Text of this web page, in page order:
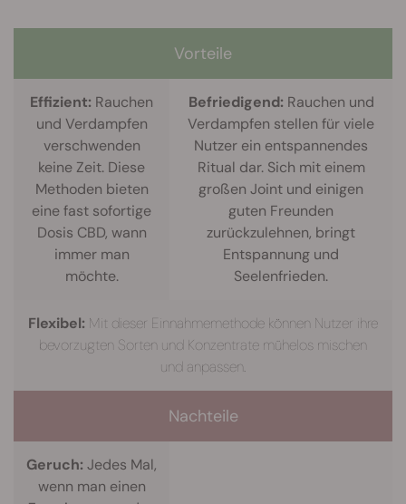
Vorteile
Effizient: Rauchen
und Verdampfen
verschwenden
keine Zeit. Diese
Methoden bieten
eine fast sofortige
Dosis CBD, wann
immer man
möchte.
Befriedigend: Rauchen und
Verdampfen stellen für viele
Nutzer ein entspannendes
Ritual dar. Sich mit einem
großen Joint und einigen
guten Freunden
zurückzulehnen, bringt
Entspannung und
Seelenfrieden.
Flexibel: Mit dieser Einnahmemethode können Nutzer ihre
bevorzugten Sorten und Konzentrate mühelos mischen
und anpassen.
Nachteile
Geruch: Jedes Mal,
wenn man einen